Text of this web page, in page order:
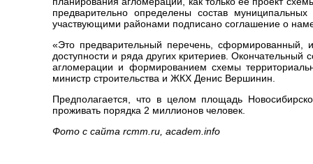
предварительно определены состав
участвующими районами подписано соглашение о
«Это предварительный перечень, сформированный,
доступности и ряда других критериев.
агломерации и формированием схемы
министр строительства и ЖКХ Денис Вершинин.
Предполагается, что в целом площадь
проживать порядка 2 миллионов человек.
Фото с сайта rcmm.ru, academ.info